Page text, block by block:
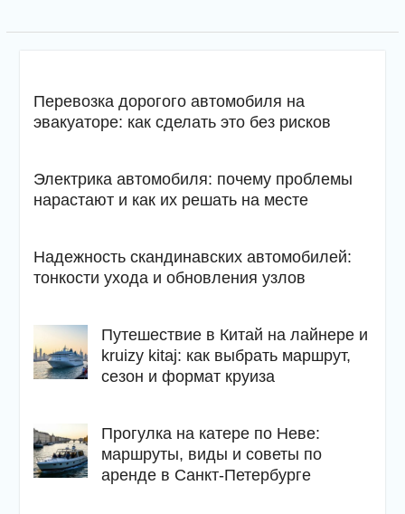
Перевозка дорогого автомобиля на
эвакуаторе: как сделать это без рисков
Электрика автомобиля: почему проблемы
нарастают и как их решать на месте
Надежность скандинавских автомобилей:
тонкости ухода и обновления узлов
Путешествие в Китай на лайнере и
kruizy kitaj: как выбрать маршрут,
сезон и формат круиза
Прогулка на катере по Неве:
маршруты, виды и советы по
аренде в Санкт-Петербурге